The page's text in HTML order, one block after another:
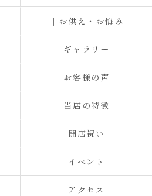
┃お供え・お悔み
ギャラリー
お客様の声
当店の特徴
開店祝い
イベント
アクセス